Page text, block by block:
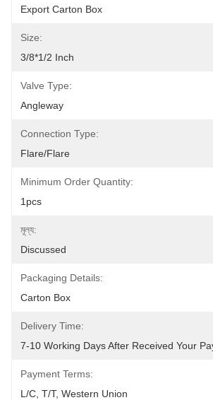
Export Carton Box
Size:
3/8*1/2 Inch
Valve Type:
Angleway
Connection Type:
Flare/Flare
Minimum Order Quantity:
1pcs
মূল্য:
Discussed
Packaging Details:
Carton Box
Delivery Time:
7-10 Working Days After Received Your
Payment Terms:
L/C, T/T, Western Union